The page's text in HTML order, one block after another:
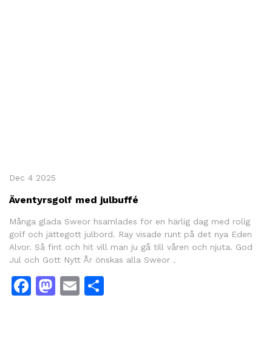
Dec 4 2025
Äventyrsgolf med julbuffé
Många glada Sweor hsamlades för en härlig dag med rolig
golf och jättegott julbord. Ray visade runt på det nya Eden
Alvor. Så fint och hit vill man ju gå till våren och njuta. God
Jul och Gott Nytt År önskas alla Sweor .
Facebook
Mastodon
Email